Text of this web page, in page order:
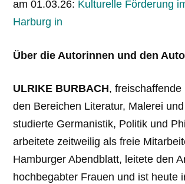
am 01.03.26: Kulturelle Förderung
Harburg in
Über die Autorinnen und den
ULRIKE BURBACH, freischaffende
den Bereichen Literatur, Malerei und
studierte Germanistik, Politik und
arbeitete zeitweilig als freie
Hamburger Abendblatt, leitete den
hochbegabter Frauen und ist heute